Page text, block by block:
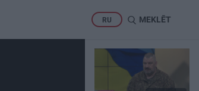
RU MEKLĒT